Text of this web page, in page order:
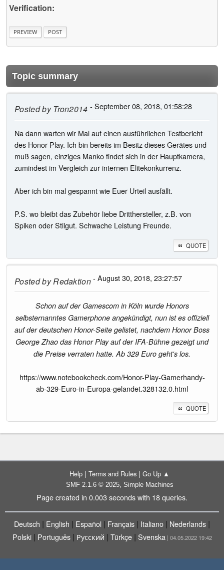
Verification:
Topic summary
Posted byTron2014 - September 08, 2018, 01:58:28
Na dann warten wir Mal auf einen ausführlichen Testbericht
des Honor Play. Ich bin bereits im Besitz dieses Gerätes und
muß sagen, einziges Manko findet sich in der Hauptkamera,
zumindest im Vergleich zur internen Elitekonkurrenz.
Aber ich bin mal gespannt wie Euer Urteil ausfällt.
P.S. wo bleibt das Zubehör liebe Dritthersteller, z.B. von
Spiken oder Stilgut. Schwache Leistung Freunde.
QUOTE
Posted byRedaktion- August 30, 2018, 23:27:57
Schon auf der Gamescom in Köln wurde Honors
selbsternanntes Gamerphone angekündigt, nun ist es offiziell
auf der deutschen Honor-Seite gelistet, nachdem Honor Boss
George Zhao das Honor Play auf der IFA-Bühne gezeigt und
die Preise verraten hatte. Ab 329 Euro geht's los.
https://www.notebookcheck.com/Honor-Play-Gamerhandy-
ab-329-Euro-in-Europa-gelandet.328132.0.html
QUOTE
Help | Terms and Rules | Go Up ▲
SMF 2.1.6 © 2025, Simple Machines
Page created in 0.003 seconds with 18 queries.
Deutsch | English | Español | Français | Italiano | Nederlands |
Polski| Português| Русский | Türkçe| Svenska | 04.05.2022 19:42